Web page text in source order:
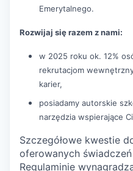
Emerytalnego.
Rozwijaj się razem z nami:
w 2025 roku ok. 12%
rekrutacjom
karier,
posiadamy autorskie
narzędzia wspierające
Szczegółowe kwestie
oferowanych
Regulaminie